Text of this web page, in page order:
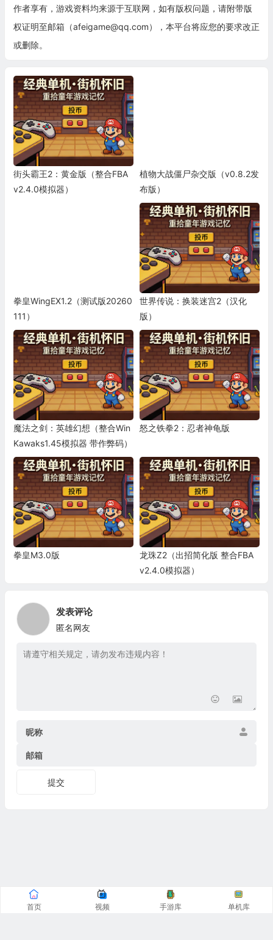
作者享有，游戏资料均来源于互联网，如有版权问题，请附带版
权证明至邮箱（afeigame@qq.com），本平台将应您的要求改正
或删除。
街头霸王2：黄金版（整合FBA
v2.4.0模拟器）
植物大战僵尸杂交版（v0.8.2发
布版）
拳皇WingEX1.2（测试版20260
111）
世界传说：换装迷宫2（汉化
版）
魔法之剑：英雄幻想（整合Win
Kawaks1.45模拟器 带作弊码）
怒之铁拳2：忍者神龟版
拳皇M3.0版
龙珠Z2（出招简化版 整合FBA
v2.4.0模拟器）
发表评论
匿名网友
昵称
邮箱
提交
首页 视频 手游库 单机库